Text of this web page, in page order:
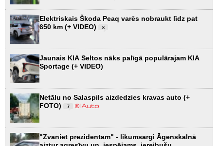
Elektriskais Škoda Peaq varēs nobraukt līdz pat
650 km (+ VIDEO)
8
Jaunais KIA Seltos nāks palīgā populārajam KIA
Sportage (+ VIDEO)
Netālu no Salaspils aizdedzies kravas auto (+
FOTO)
7
"Zvaniet prezidentam" - likumsargi Āgenskalnā